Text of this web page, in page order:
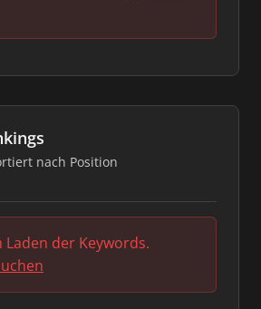
nach Position
Laden der Keywords.